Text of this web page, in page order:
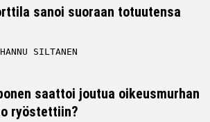
sanoi suoraan totuutensa
HANNU SILTANEN
saattoi joutua oikeusmurhan
ryöstettiin?